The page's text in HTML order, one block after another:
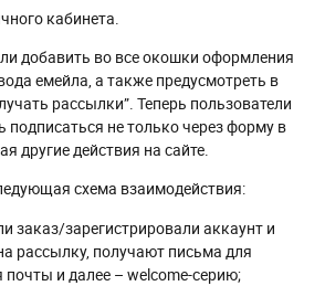
кабинета.
добавить во все окошки оформления
емейла, а также предусмотреть в
рассылки”. Теперь пользователи
не только через форму в
другие действия на сайте.
схема взаимодействия:
заказ/зарегистрировали аккаунт и
рассылку, получают письма для
почты и далее – welcome-серию;